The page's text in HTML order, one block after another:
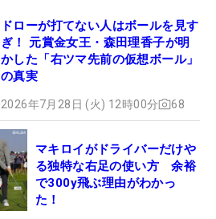
ドローが打てない人はボールを見す
ぎ！ 元賞金女王・森田理香子が明
かした「右ツマ先前の仮想ボール」
の真実
2026年7月28日 (火) 12時00分 68
マキロイがドライバーだけや
る独特な右足の使い方 余裕
で300y飛ぶ理由がわかっ
た！